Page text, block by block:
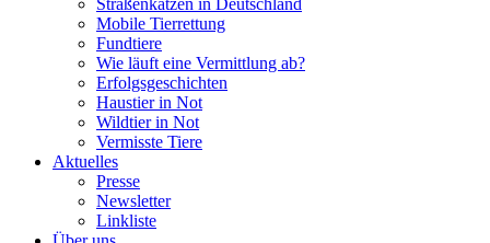
Straßenkatzen in Deutschland
Mobile Tierrettung
Fundtiere
Wie läuft eine Vermittlung ab?
Erfolgsgeschichten
Haustier in Not
Wildtier in Not
Vermisste Tiere
Aktuelles
Presse
Newsletter
Linkliste